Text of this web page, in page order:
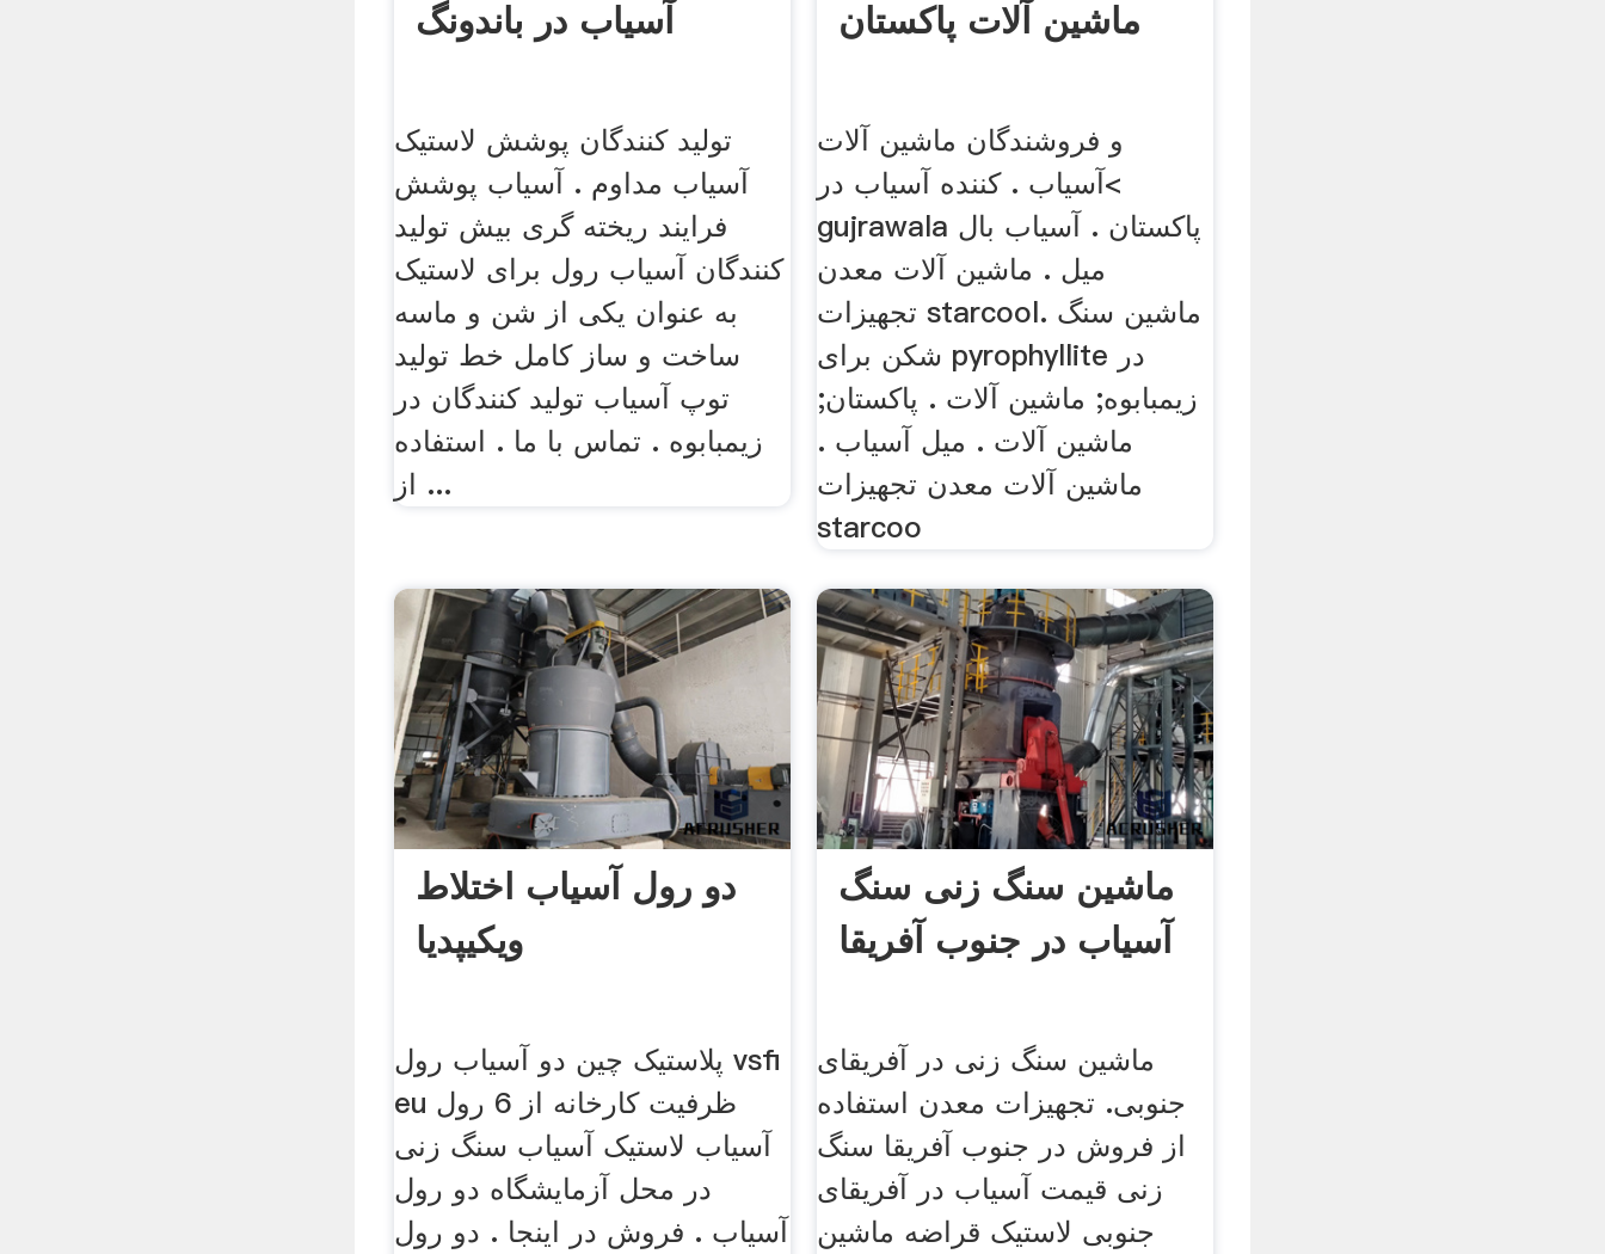
آسیاب در باندونگ
تولید کنندگان پوشش لاستیک
آسیاب مداوم . آسیاب پوشش
فرایند ریخته گری بیش تولید
کنندگان آسیاب رول برای لاستیک
به عنوان یکی از شن و ماسه
ساخت و ساز کامل خط تولید
توپ آسیاب تولید کنندگان در
زیمبابوه . تماس با ما . استفاده
از ...
ماشین آلات پاکستان
و فروشندگان ماشین آلات
>آسیاب . کننده آسیاب در
gujrawala پاکستان . آسیاب بال
میل . ماشین آلات معدن
تجهیزات starcool. ماشین سنگ
شکن برای pyrophyllite در
زیمبابوه; ماشین آلات . پاکستان;
ماشین آلات . میل آسیاب .
ماشین آلات معدن تجهیزات
starcoo
دو رول آسیاب اختلاط
ویکیپدیا
پلاستیک چین دو آسیاب رول vsfi
eu ظرفیت کارخانه از 6 رول
آسیاب لاستیک آسیاب سنگ زنی
در محل آزمایشگاه دو رول
آسیاب . فروش در اینجا . دو رول
ماشین سنگ زنی سنگ
آسیاب در جنوب آفریقا
ماشین سنگ زنی در آفریقای
جنوبی. تجهیزات معدن استفاده
از فروش در جنوب آفریقا سنگ
زنی قیمت آسیاب در آفریقای
جنوبی لاستیک قراضه ماشین